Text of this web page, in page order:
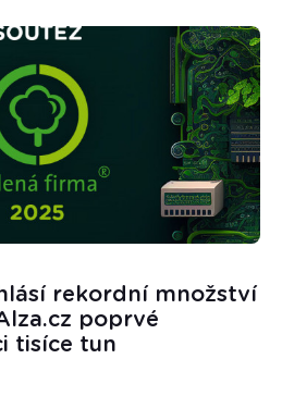
rekordní množství
poprvé
tisíce tun